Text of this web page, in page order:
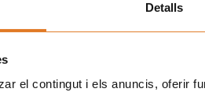
Detalls
el contingut i els anuncis, oferir
de Derechos Sociales, el honorable
en les carreras de orientación.
del género se ha contemplado